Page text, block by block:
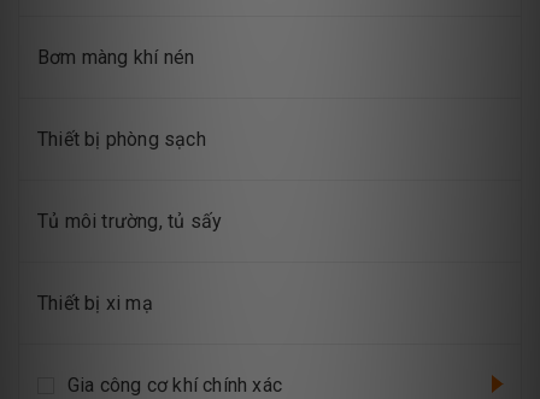
Bơm màng khí nén
Thiết bị phòng sạch
Tủ môi trường, tủ sấy
Thiết bị xi mạ
Gia công cơ khí chính xác